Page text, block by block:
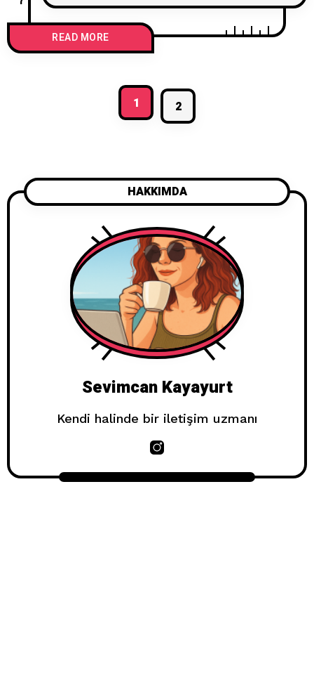
müzikal detaylarını ve müziğin
toplum üzerindeki birleştirici
etkilerini ele alacağız. Duman’ın
benzersiz tarzı ve güçlü
kitlesini bir araya getirdiğine
değineceğiz. Grup, 16 parçalık
albüm kayıtlarını tamamladığını ve
READ MORE
1 2
HAKKIMDA
Sevimcan Kayayurt
Kendi halinde bir iletişim uzmanı